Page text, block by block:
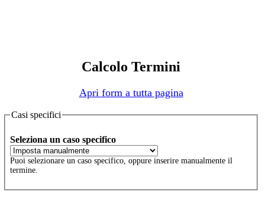
Calcolo Termini
Apri form a tutta pagina
Casi specifici
Seleziona un caso specifico
Puoi selezionare un caso specifico, oppure inserire manualmente il
termine.